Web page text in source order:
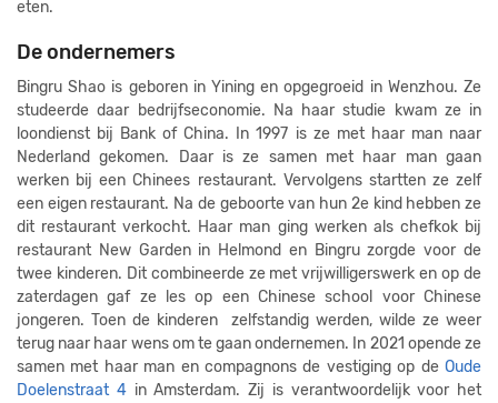
eten.
De ondernemers
Bingru Shao is geboren in Yining en opgegroeid in Wenzhou. Ze
studeerde daar bedrijfseconomie. Na haar studie kwam ze in
loondienst bij Bank of China. In 1997 is ze met haar man naar
Nederland gekomen. Daar is ze samen met haar man gaan
werken bij een Chinees restaurant. Vervolgens startten ze zelf
een eigen restaurant. Na de geboorte van hun 2e kind hebben ze
dit restaurant verkocht. Haar man ging werken als chefkok bij
restaurant New Garden in Helmond en Bingru zorgde voor de
twee kinderen. Dit combineerde ze met vrijwilligerswerk en op de
zaterdagen gaf ze les op een Chinese school voor Chinese
jongeren. Toen de kinderen zelfstandig werden, wilde ze weer
terug naar haar wens om te gaan ondernemen. In 2021 opende ze
samen met haar man en compagnons de vestiging op de Oude
Doelenstraat 4in Amsterdam. Zij is verantwoordelijk voor het